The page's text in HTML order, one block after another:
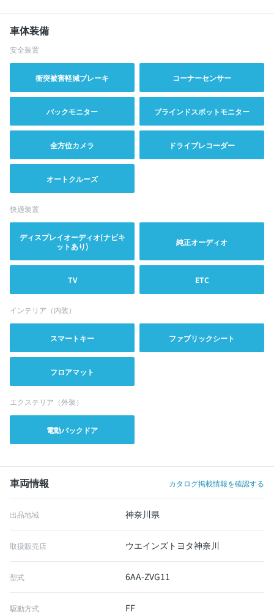
車体装備
安全装置
衝突被害軽減ブレーキ コーナーセンサー
バックモニター ブラインドスポットモニター
全方位カメラ ドライブレコーダー
オートクルーズ
快適装置
ディスプレイオーディオ(ナビキ
ットあり)
純正オーディオ
TV ETC
インテリア（内装）
スマートキー ファブリックシート
フロアマット
エクステリア（外装）
電動バックドア
車両情報 カタログ掲載情報を確認する
出品地域 神奈川県
取扱販売店 ウエインズトヨタ神奈川
型式 6AA-ZVG11
駆動方式 FF